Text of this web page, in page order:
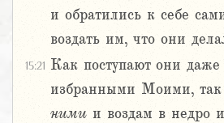
и обратились к себе
воздать им, что они
15:21 Как поступают они даже
избранными Моими, так
ними и воздам в недро